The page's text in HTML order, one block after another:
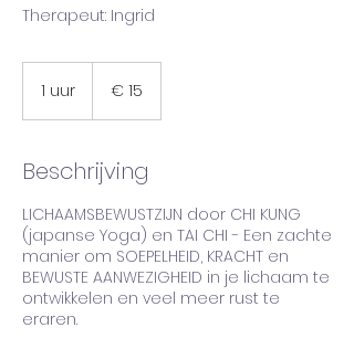
Therapeut: Ingrid
1 uur € 15
Beschrijving
LICHAAMSBEWUSTZIJN door CHI KUNG
(japanse Yoga) en TAI CHI - Een zachte
manier om SOEPELHEID, KRACHT en
BEWUSTE AANWEZIGHEID in je lichaam te
ontwikkelen en veel meer rust te
eraren.